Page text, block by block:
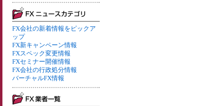
FX会社の新着情報をピックア
ップ
FX新キャンペーン情報
FXスペック変更情報
FXセミナー開催情報
FX会社の行政処分情報
バーチャルFX情報